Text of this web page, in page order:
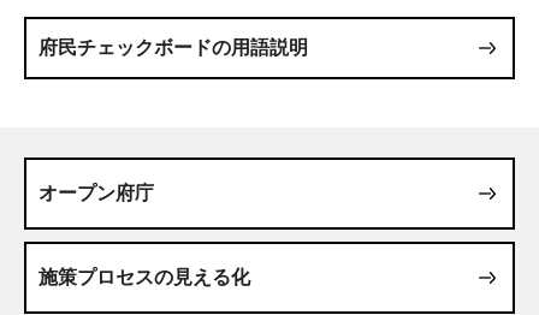
府民チェックボードの用語説明
オープン府庁
施策プロセスの見える化